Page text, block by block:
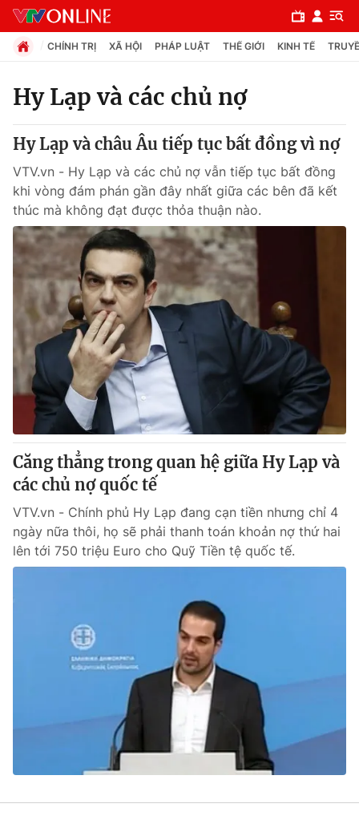
Chuyên mục
Xã hội
Pháp luật
Y tế
Thế giới
Tin tức
Thế giới đó đây
Câu chuyện quốc tế
Kinh tế
Tài chính
Thị trường
Góc doanh nghiệp
Dữ liệu và đời sống
Truyền hình
Phim VTV
Hậu trường
Giải sao mai
Giải trí
Điện ảnh
Chất lượng cuộc sống
Tuyển sinh
Công nghệ
Hitech Công nghệ tương lai
Thị trường
Tư vấn
Giao lưu trực tuyến
Lịch phát sóng
CHÍNH TRỊ XÃ HỘI PHÁP LUẬT THẾ GIỚI KINH TẾ
Hy Lạp và các chủ nợ
Hy Lạp và châu Âu tiếp tục bất đồng vì nợ
VTV.vn - Hy Lạp và các chủ nợ vẫn tiếp tục bất đồng
khi vòng đám phán gần đây nhất giữa các bên đã kết
thúc mà không đạt được thỏa thuận nào.
Căng thẳng trong quan hệ giữa Hy Lạp và
các chủ nợ quốc tế
VTV.vn - Chính phủ Hy Lạp đang cạn tiền nhưng chỉ 4
ngày nữa thôi, họ sẽ phải thanh toán khoản nợ thứ hai
lên tới 750 triệu Euro cho Quỹ Tiền tệ quốc tế.